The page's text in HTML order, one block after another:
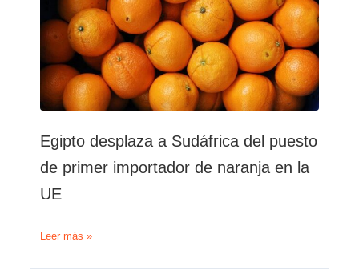
Egipto desplaza a Sudáfrica del puesto
de primer importador de naranja en la
UE
Egipto
a
Leer más »